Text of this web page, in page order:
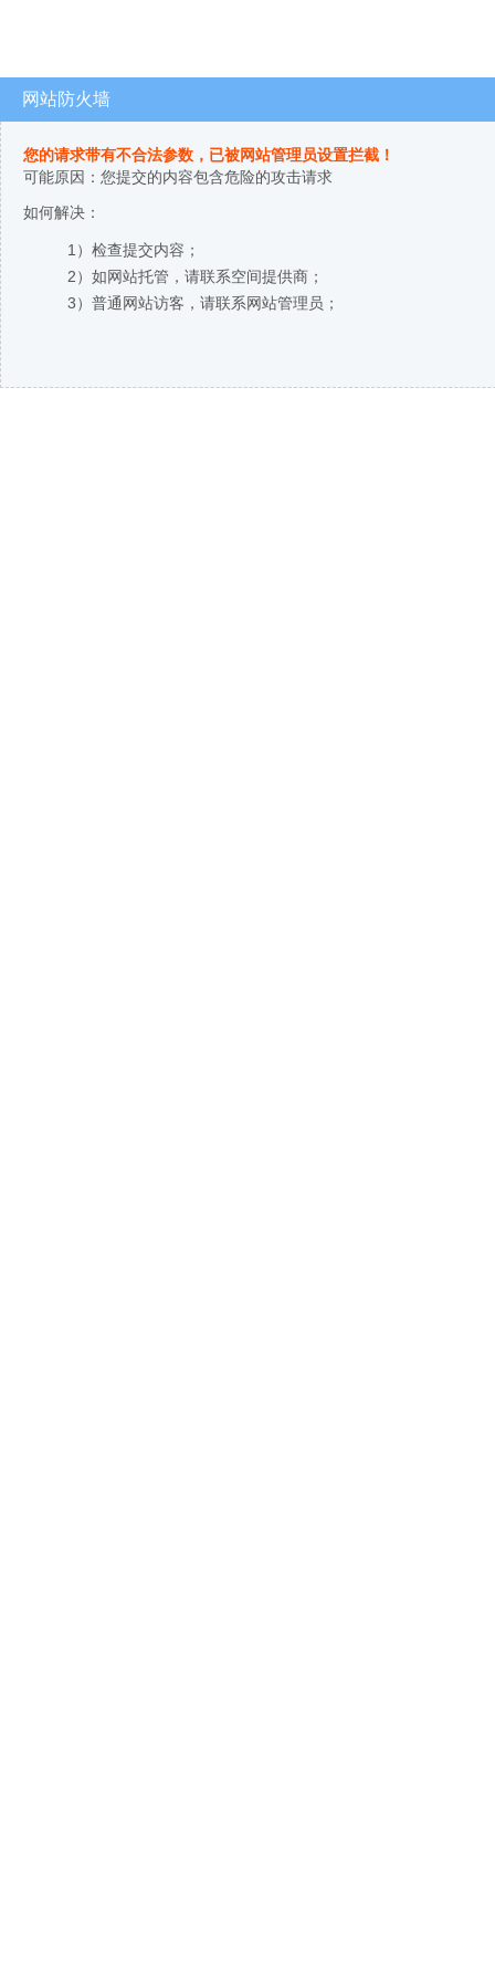
网站防火墙
您的请求带有不合法参数，已被网站管理员设置拦截！
可能原因：您提交的内容包含危险的攻击请求
如何解决：
1）检查提交内容；
2）如网站托管，请联系空间提供商；
3）普通网站访客，请联系网站管理员；